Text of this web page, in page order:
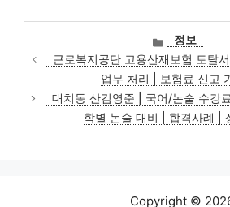
카
테
고
리
정보
근로복지공단 고용산재보험 토탈
업무 처리 | 보험료 신고
대치동 산김영준 | 국어/논술 수강
학별 논술 대비 | 합격사례 |
Copyright ©